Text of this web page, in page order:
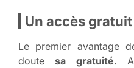
Un accès
Le premier avantage
doutesa gratuité.